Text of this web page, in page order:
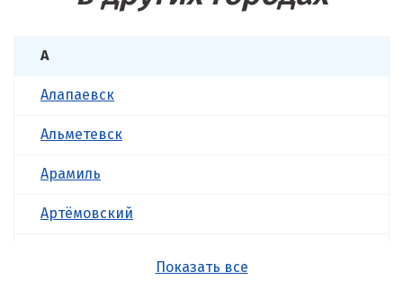
А
Алапаевск
Альметевск
Арамиль
Артёмовский
Показать все